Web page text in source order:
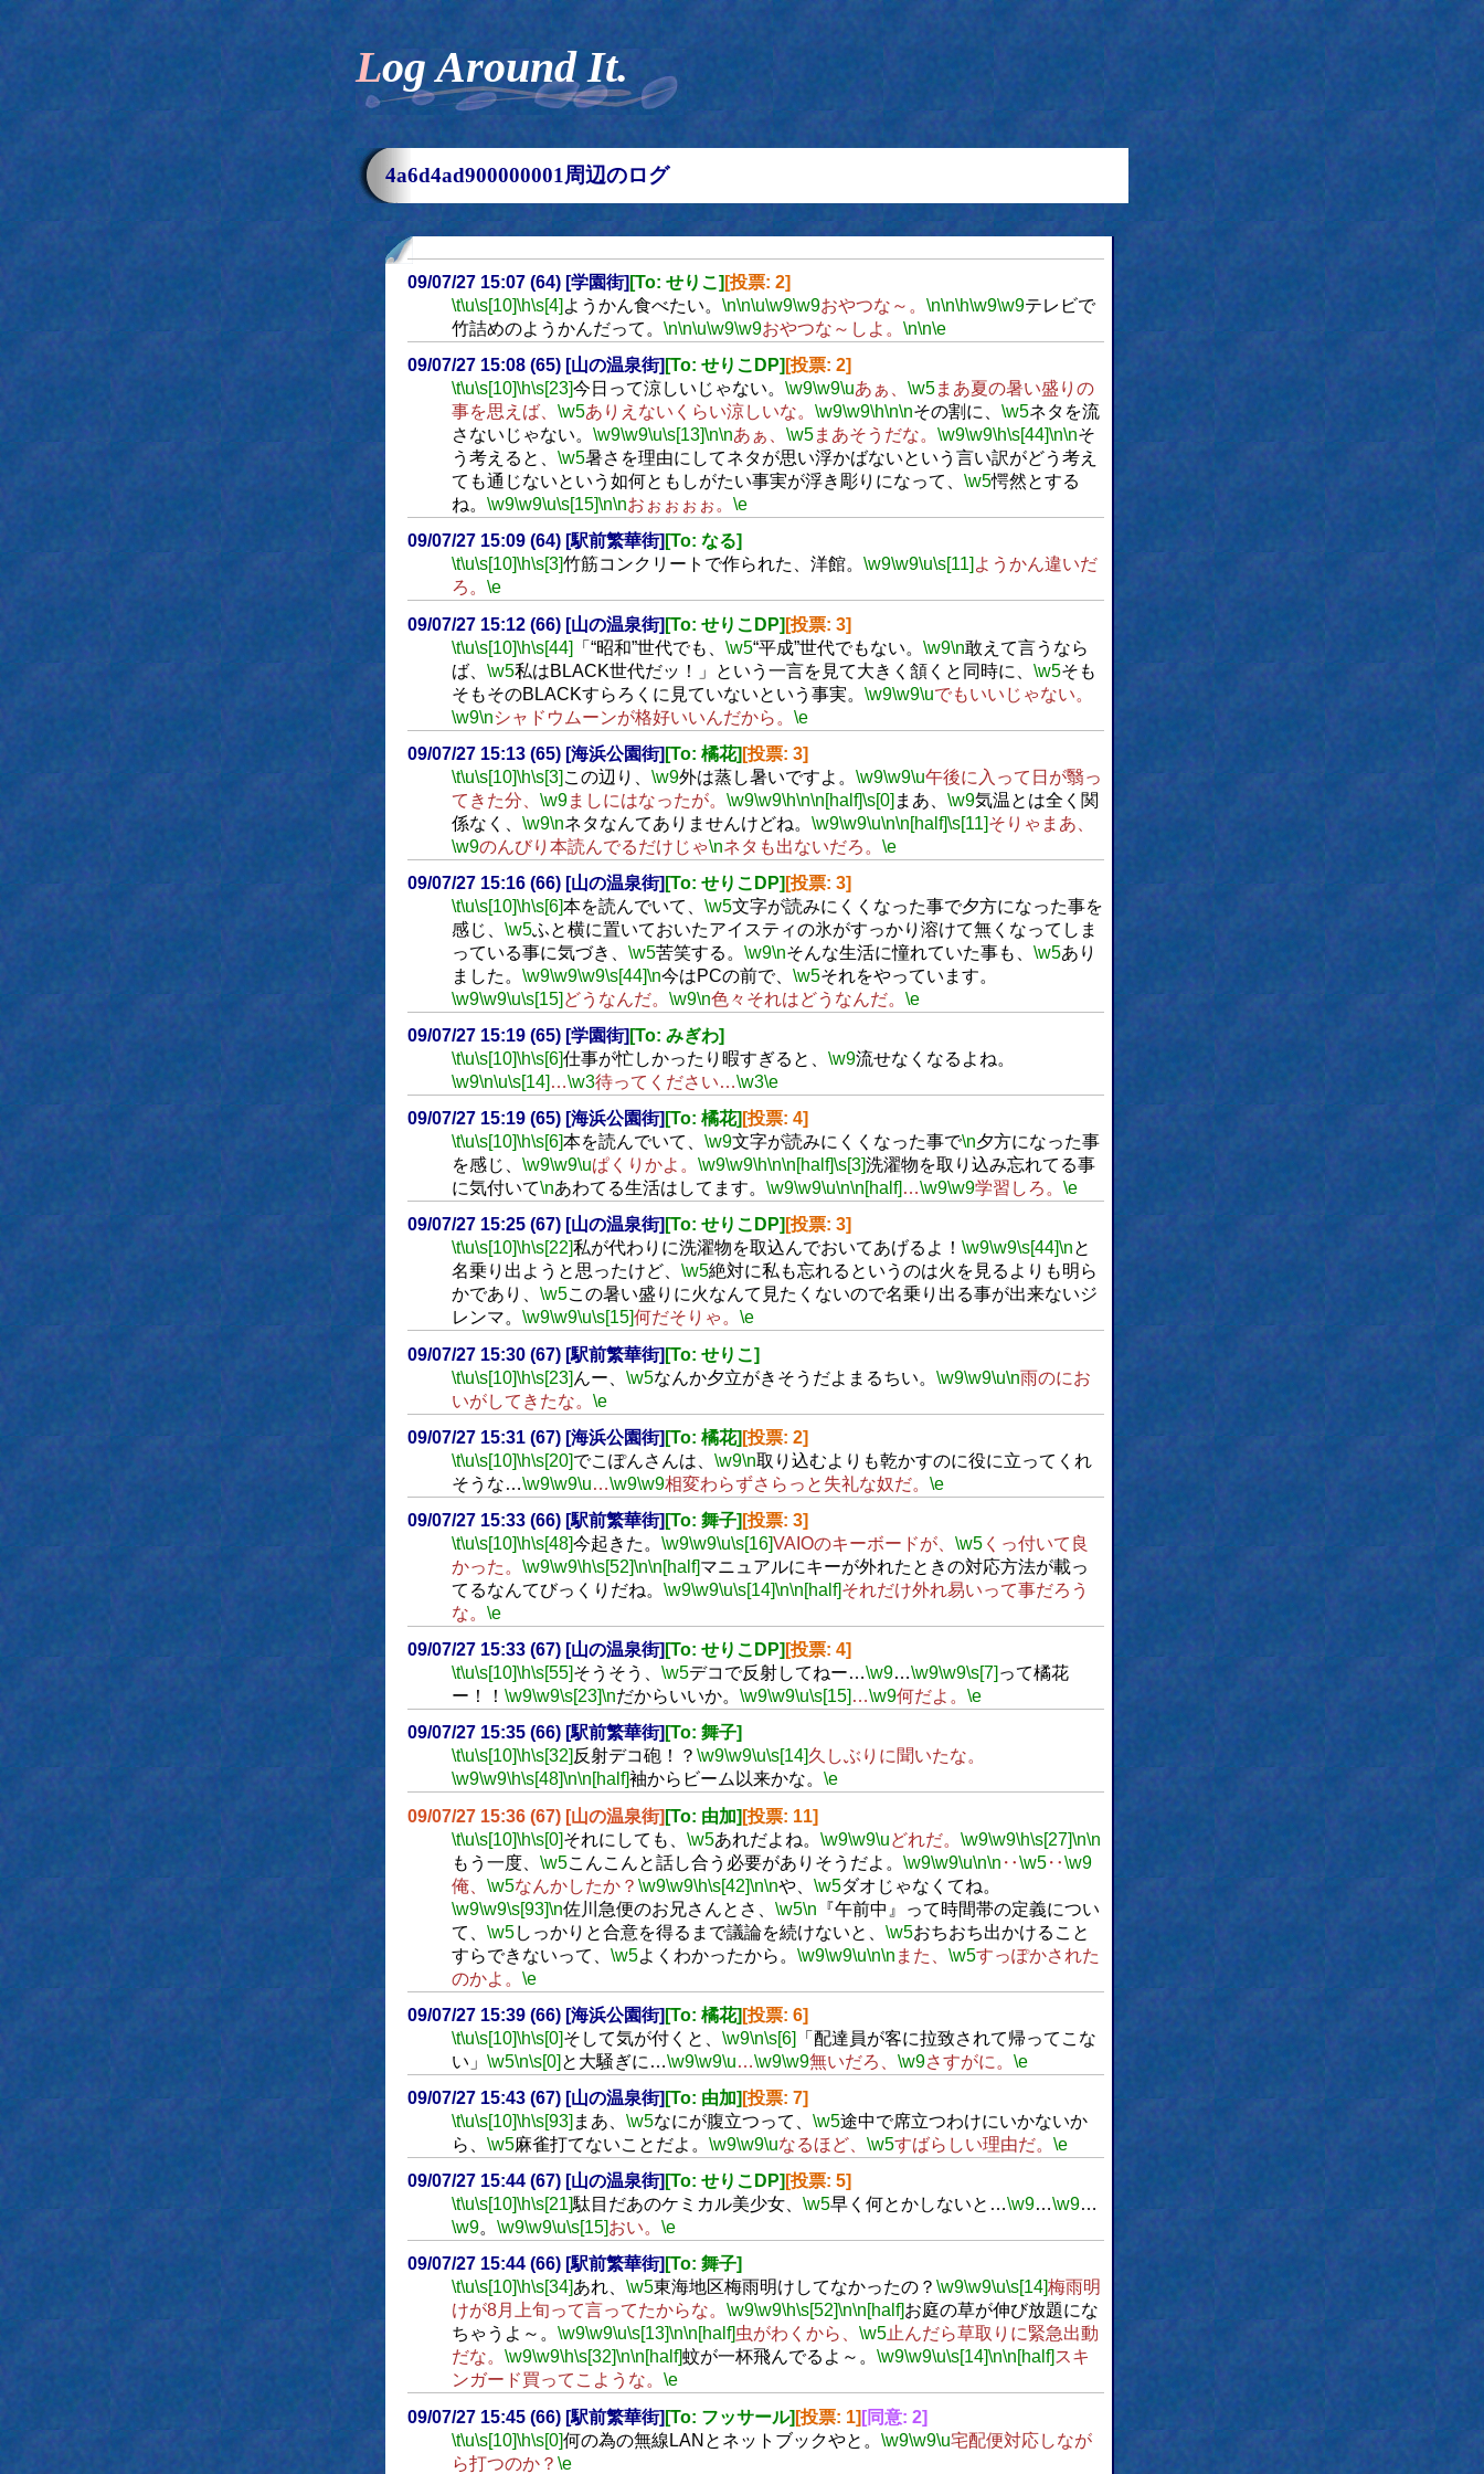
Log Around It.
4a6d4ad900000001周辺のログ
09/07/27 15:07 (64) [学園街] [To: せりこ] [投票: 2]
\t\u\s[10]\h\s[4] ようかん食べたい。 \n\n\u\w9\w9おやつな～。 \n\n\h\w9\w9テレビで
竹詰めのようかんだって。 \n\n\u\w9\w9おやつな～しよ。 \n\n\e
09/07/27 15:08 (65) [山の温泉街] [To: せりこDP] [投票: 2]
\t\u\s[10]\h\s[23]今日って涼しいじゃない。 \w9\w9\uあぁ、 \w5まあ夏の暑い盛りの
事を思えば、 \w5ありえないくらい涼しいな。 \w9\w9\h\n\nその割に、 \w5ネタを流
さないじゃない。 \w9\w9\u\s[13]\n\nあぁ、 \w5まあそうだな。 \w9\w9\h\s[44]\n\nそ
う考えると、 \w5暑さを理由にしてネタが思い浮かばないという言い訳がどう考え
ても通じないという如何ともしがたい事実が浮き彫りになって、 \w5愕然とする
ね。 \w9\w9\u\s[15]\n\nおぉぉぉぉ。 \e
09/07/27 15:09 (64) [駅前繁華街] [To: なる]
\t\u\s[10]\h\s[3]竹筋コンクリートで作られた、洋館。 \w9\w9\u\s[11] ようかん違いだ
ろ。 \e
09/07/27 15:12 (66) [山の温泉街] [To: せりこDP] [投票: 3]
\t\u\s[10]\h\s[44] 「“昭和”世代でも、 \w5“平成”世代でもない。 \w9\n敢えて言うなら
ば、 \w5私はBLACK世代だッ！」という一言を見て大きく頷くと同時に、 \w5そも
そもそのBLACKすらろくに見ていないという事実。 \w9\w9\uでもいいじゃない。
\w9\nシャドウムーンが格好いいんだから。 \e
09/07/27 15:13 (65) [海浜公園街] [To: 橘花] [投票: 3]
\t\u\s[10]\h\s[3] この辺り、 \w9外は蒸し暑いですよ。 \w9\w9\u午後に入って日が翳っ
てきた分、 \w9ましにはなったが。 \w9\w9\h\n\n[half]\s[0] まあ、 \w9気温とは全く関
係なく、 \w9\nネタなんてありませんけどね。 \w9\w9\u\n\n[half]\s[11]そりゃまあ、
\w9のんびり本読んでるだけじゃ\nネタも出ないだろ。 \e
09/07/27 15:16 (66) [山の温泉街] [To: せりこDP] [投票: 3]
\t\u\s[10]\h\s[6]本を読んでいて、 \w5文字が読みにくくなった事で夕方になった事を
感じ、 \w5ふと横に置いておいたアイスティの氷がすっかり溶けて無くなってしま
っている事に気づき、 \w5苦笑する。 \w9\nそんな生活に憧れていた事も、 \w5あり
ました。 \w9\w9\w9\s[44]\n今はPCの前で、 \w5それをやっています。
\w9\w9\u\s[15] どうなんだ。 \w9\n色々それはどうなんだ。 \e
09/07/27 15:19 (65) [学園街] [To: みぎわ]
\t\u\s[10]\h\s[6]仕事が忙しかったり暇すぎると、 \w9流せなくなるよね。
\w9\n\u\s[14] …\w3待ってください…\w3\e
09/07/27 15:19 (65) [海浜公園街] [To: 橘花] [投票: 4]
\t\u\s[10]\h\s[6]本を読んでいて、 \w9文字が読みにくくなった事で\n夕方になった事
を感じ、 \w9\w9\uぱくりかよ。 \w9\w9\h\n\n[half]\s[3]洗濯物を取り込み忘れてる事
に気付いて\nあわてる生活はしてます。 \w9\w9\u\n\n[half] …\w9\w9学習しろ。 \e
09/07/27 15:25 (67) [山の温泉街] [To: せりこDP] [投票: 3]
\t\u\s[10] \h\s[22] 私が代わりに洗濯物を取込んでおいてあげるよ！ \w9\w9\s[44] \nと
名乗り出ようと思ったけど、 \w5絶対に私も忘れるというのは火を見るよりも明ら
かであり、 \w5この暑い盛りに火なんて見たくないので名乗り出る事が出来ないジ
レンマ。 \w9\w9\u\s[15] 何だそりゃ。 \e
09/07/27 15:30 (67) [駅前繁華街] [To: せりこ]
\t\u\s[10]\h\s[23] んー、 \w5なんか夕立がきそうだよまるちい。 \w9\w9\u\n雨のにお
いがしてきたな。 \e
09/07/27 15:31 (67) [海浜公園街] [To: 橘花] [投票: 2]
\t\u\s[10]\h\s[20]でこぽんさんは、 \w9\n取り込むよりも乾かすのに役に立ってくれ
そうな…\w9\w9\u…\w9\w9相変わらずさらっと失礼な奴だ。 \e
09/07/27 15:33 (66) [駅前繁華街] [To: 舞子] [投票: 3]
\t\u\s[10]\h\s[48]今起きた。 \w9\w9\u\s[16]VAIOのキーボードが、 \w5くっ付いて良
かった。 \w9\w9\h\s[52]\n\n[half]マニュアルにキーが外れたときの対応方法が載っ
てるなんてびっくりだね。 \w9\w9\u\s[14]\n\n[half]それだけ外れ易いって事だろう
な。 \e
09/07/27 15:33 (67) [山の温泉街] [To: せりこDP] [投票: 4]
\t\u\s[10]\h\s[55]そうそう、 \w5デコで反射してねー…\w9…\w9\w9\s[7] って橘花
ー！！ \w9\w9\s[23]\nだからいいか。 \w9\w9\u\s[15] …\w9何だよ。 \e
09/07/27 15:35 (66) [駅前繁華街] [To: 舞子]
\t\u\s[10]\h\s[32]反射デコ砲！？ \w9\w9\u\s[14]久しぶりに聞いたな。
\w9\w9\h\s[48]\n\n[half]袖からビーム以来かな。 \e
09/07/27 15:36 (67) [山の温泉街] [To: 由加] [投票: 11]
\t\u\s[10]\h\s[0]それにしても、 \w5あれだよね。 \w9\w9\uどれだ。 \w9\w9\h\s[27]\n\n
もう一度、 \w5こんこんと話し合う必要がありそうだよ。 \w9\w9\u\n\n ‥\w5‥\w9
俺、 \w5なんかしたか？ \w9\w9\h\s[42]\n\nや、 \w5ダオじゃなくてね。
\w9\w9\s[93]\n佐川急便のお兄さんとさ、 \w5\n 『午前中』って時間帯の定義につい
て、 \w5しっかりと合意を得るまで議論を続けないと、 \w5おちおち出かけること
すらできないって、 \w5よくわかったから。 \w9\w9\u\n\n また、 \w5すっぽかされた
のかよ。 \e
09/07/27 15:39 (66) [海浜公園街] [To: 橘花] [投票: 6]
\t\u\s[10]\h\s[0]そして気が付くと、 \w9\n\s[6] 「配達員が客に拉致されて帰ってこな
い」 \w5\n\s[0] と大騒ぎに…\w9\w9\u…\w9\w9無いだろ、 \w9さすがに。 \e
09/07/27 15:43 (67) [山の温泉街] [To: 由加] [投票: 7]
\t\u\s[10]\h\s[93] まあ、 \w5なにが腹立つって、 \w5途中で席立つわけにいかないか
ら、 \w5麻雀打てないことだよ。 \w9\w9\uなるほど、 \w5すばらしい理由だ。 \e
09/07/27 15:44 (67) [山の温泉街] [To: せりこDP] [投票: 5]
\t\u\s[10]\h\s[21]駄目だあのケミカル美少女、 \w5早く何とかしないと…\w9…\w9…
\w9。 \w9\w9\u\s[15]おい。 \e
09/07/27 15:44 (66) [駅前繁華街] [To: 舞子]
\t\u\s[10]\h\s[34]あれ、 \w5東海地区梅雨明けしてなかったの？ \w9\w9\u\s[14]梅雨明
けが8月上旬って言ってたからな。 \w9\w9\h\s[52]\n\n[half]お庭の草が伸び放題にな
ちゃうよ～。 \w9\w9\u\s[13]\n\n[half]虫がわくから、 \w5止んだら草取りに緊急出動
だな。 \w9\w9\h\s[32]\n\n[half]蚊が一杯飛んでるよ～。 \w9\w9\u\s[14]\n\n[half] スキ
ンガード買ってこような。 \e
09/07/27 15:45 (66) [駅前繁華街] [To: フッサール] [投票: 1] [同意: 2]
\t\u\s[10]\h\s[0]何の為の無線LANとネットブックやと。 \w9\w9\u宅配便対応しなが
ら打つのか？ \e